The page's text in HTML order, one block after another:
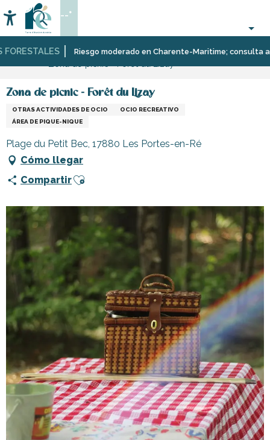
au
contenu
principal
Riesgo moderado en Charente-Maritime; consulta
Accessibilité
Buscar
--°
Página Web
Organización
y
DeporteEscuelas,
Zona de picnic - Forêt du Lizay
OTRAS ACTIVIDADES DE OCIO
OCIO RECREATIVO
ÁREA DE PIQUE-NIQUE
Plage du Petit Bec, 17880 Les Portes-en-Ré
Cómo llegar
CompartirAjouter aux favoris